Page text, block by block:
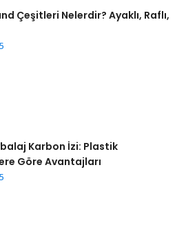
Çeşitleri Nelerdir? Ayaklı, Raflı,
Karbon İzi: Plastik
Göre Avantajları